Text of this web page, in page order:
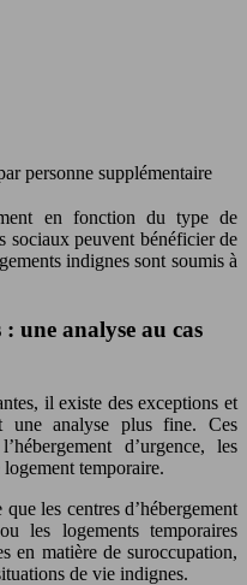
personne supplémentaire
en fonction du type de
sociaux peuvent bénéficier de
indignes sont soumis à
une analyse au cas
il existe des exceptions et
une analyse plus fine. Ces
d’urgence, les
temporaire.
les centres d’hébergement
les logements temporaires
en matière de suroccupation,
de vie indignes.